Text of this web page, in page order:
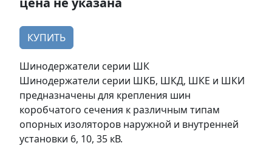
КУПИТЬ
Шинодержатели серии ШК
Шинодержатели серии ШКБ, ШКД, ШКЕ и ШКИ
предназначены для крепления шин
коробчатого сечения к различным типам
опорных изоляторов наружной и внутренней
установки 6, 10, 35 кВ.